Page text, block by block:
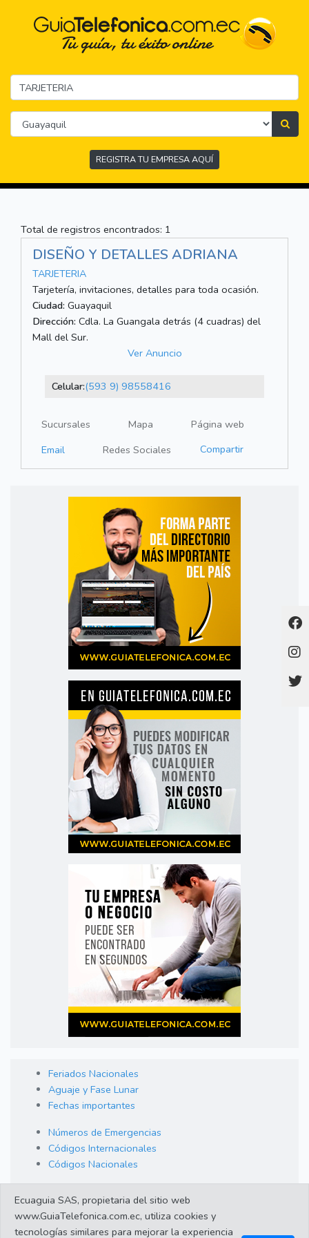
REGISTRA TU EMPRESA AQUÍ
Total de registros encontrados: 1
DISEÑO Y DETALLES ADRIANA
TARJETERIA
Tarjetería, invitaciones, detalles para toda ocasión.
Ciudad: Guayaquil
Dirección: Cdla. La Guangala detrás (4 cuadras) del
Mall del Sur.
Ver Anuncio
Celular:(593 9) 98558416
Sucursales Mapa
Página web
Email
Redes Sociales Compartir
Feriados Nacionales
Aguaje y Fase Lunar
Fechas importantes
Números de Emergencias
Códigos Internacionales
Códigos Nacionales
Cambio de Divisas
Enlaces de interes
Ecuaguia SAS, propietaria del sitio web
www.GuiaTelefonica.com.ec, utiliza cookies y
tecnologías similares para mejorar la experiencia